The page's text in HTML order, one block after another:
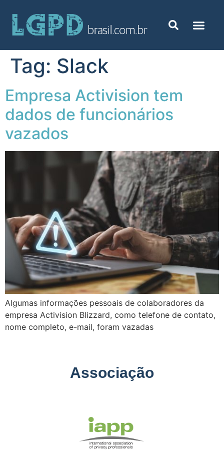
Tag: Slack
Empresa Activision tem
dados de funcionários
vazados
Algumas informações pessoais de colaboradores da
empresa Activision Blizzard, como telefone de contato,
nome completo, e-mail, foram vazadas
Associação